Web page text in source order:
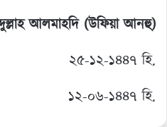
আলমাহদি (উফিয়া আনহু)
২৫-১২-১৪৪৭ হি.
১২-০৬-১৪৪৭ হি.